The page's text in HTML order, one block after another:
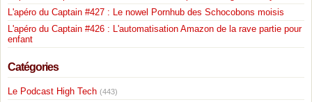
L'apéro du Captain #427 : Le nowel Pornhub des Schocobons moisis
L'apéro du Captain #426 : L'automatisation Amazon de la rave partie pour
enfant
Catégories
Le Podcast High Tech (443)